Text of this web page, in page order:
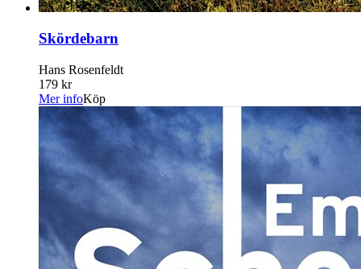
Skördebarn
Hans Rosenfeldt
179 kr
Mer infoKöp